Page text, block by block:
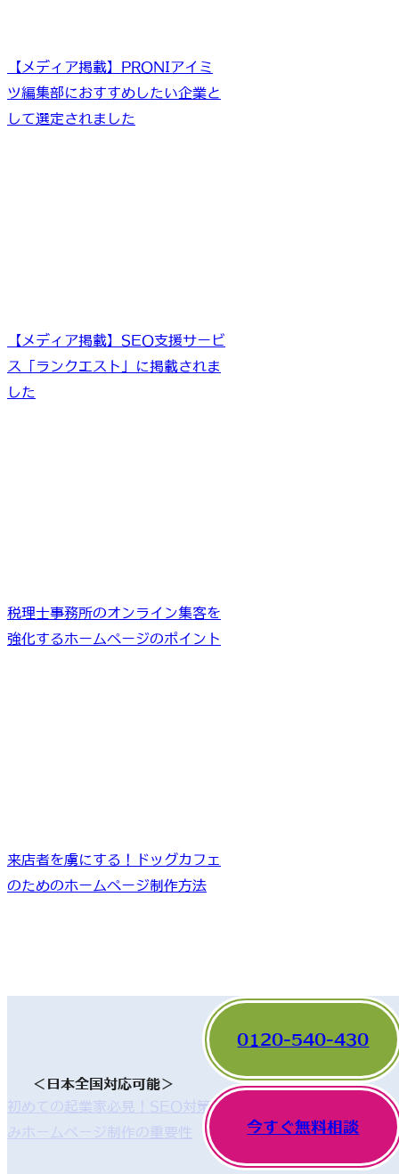
【メディア掲載】PRONIアイミ
ツ編集部におすすめしたい企業と
して選定されました
【メディア掲載】SEO支援サービ
ス「ランクエスト」に掲載されま
した
税理士事務所のオンライン集客を
強化するホームページのポイント
来店者を虜にする！ドッグカフェ
のためのホームページ制作方法
初めての起業家必見！SEO対策済
みホームページ制作の重要性
＜日本全国対応可能＞
0120-540-430
今すぐ無料相談